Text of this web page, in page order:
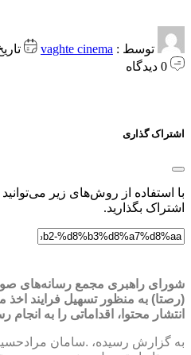
توسط : vaghte cinema
تاریخ
اشتراک گذاری
با استفاده از روش‌های زیر
اشتراک بگذارید.
شورای راهبری مجمع رسانه‌های
(رصتا) به‌ منظور تسهیل فرایند اخذ
انتشار محتوا، اقداماتی را به انجام
به گزارش رسیده، .سامان